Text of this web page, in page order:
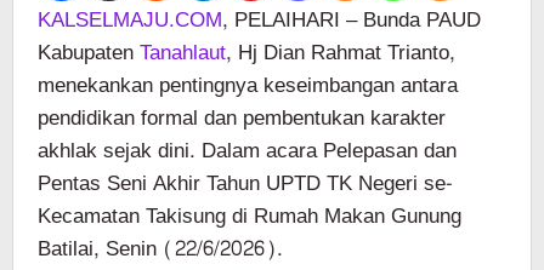
KALSELMAJU.COM, PELAIHARI – Bunda PAUD
KabupatenTanahlaut, Hj Dian Rahmat Trianto,
menekankan pentingnya keseimbangan antara
pendidikan formal dan pembentukan karakter
akhlak sejak dini. Dalam acara Pelepasan dan
Pentas Seni Akhir Tahun UPTD TK Negeri se-
Kecamatan Takisung di Rumah Makan Gunung
Batilai, Senin (22/6/2026).